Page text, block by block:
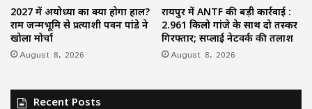
2027 में अयोध्या का क्या होगा हाल?
राम जन्मभूमि से प्रत्याशी पवन पांडे ने
खोला मोर्चा
August 8, 2026
रायपुर में ANTF की बड़ी कार्रवाई :
2.961 किलो गांजे के साथ दो तस्कर
गिरफ्तार; सप्लाई नेटवर्क की तलाश
August 8, 2026
Recent Posts